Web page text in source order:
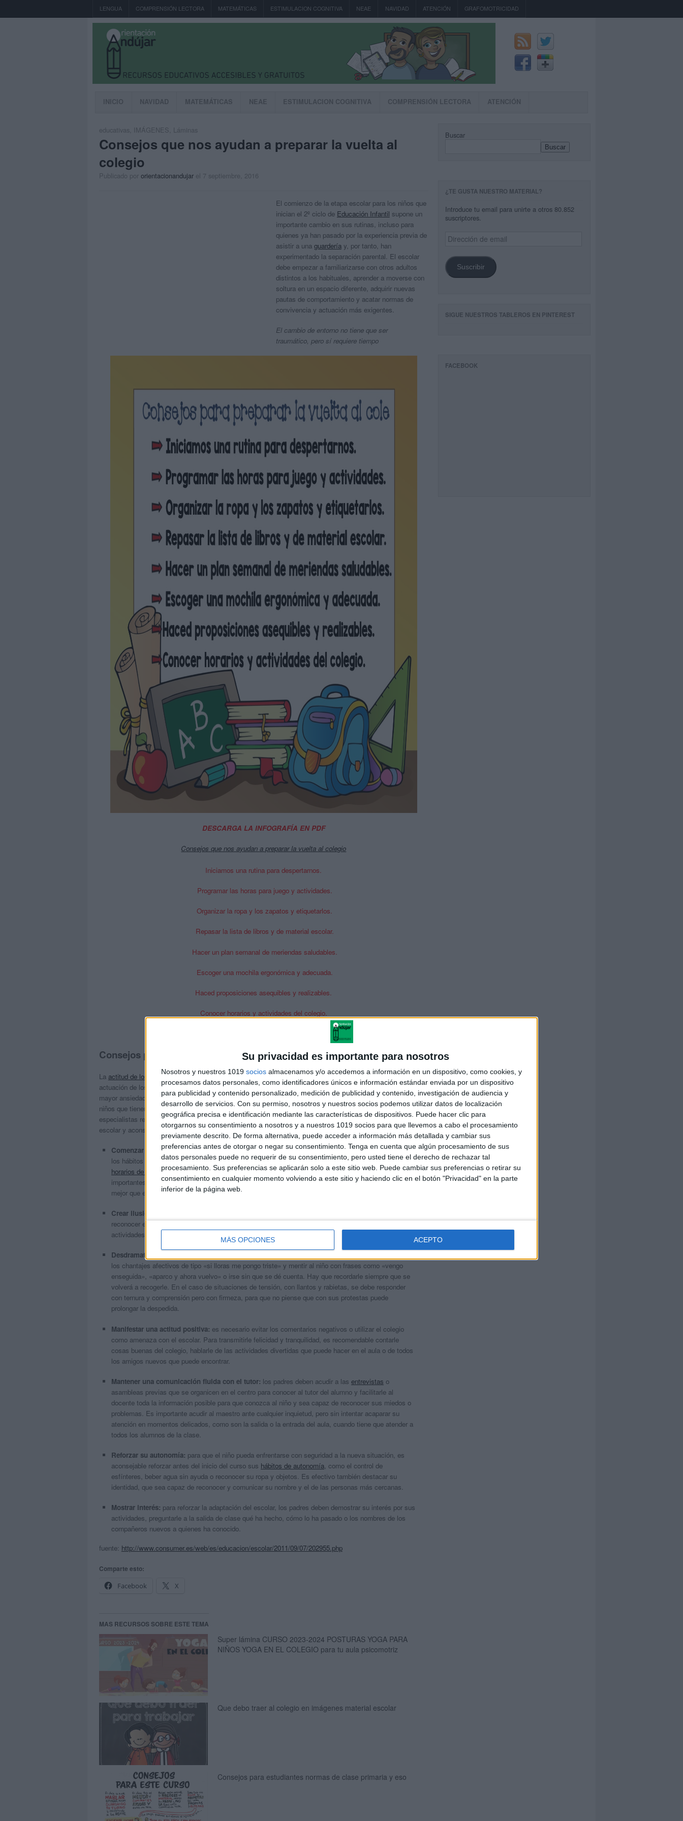
Su privacidad es importante para nosotros
Nosotros y nuestros 1019 socios almacenamos y/o accedemos a información en un dispositivo, como cookies, y
procesamos datos personales, como identificadores únicos e información estándar enviada por un dispositivo
para publicidad y contenido personalizado, medición de publicidad y contenido, investigación de audiencia y
desarrollo de servicios. Con su permiso, nosotros y nuestros socios podemos utilizar datos de localización
geográfica precisa e identificación mediante las características de dispositivos. Puede hacer clic para
otorgarnos su consentimiento a nosotros y a nuestros 1019 socios para que llevemos a cabo el procesamiento
previamente descrito. De forma alternativa, puede acceder a información más detallada y cambiar sus
preferencias antes de otorgar o negar su consentimiento. Tenga en cuenta que algún procesamiento de sus
datos personales puede no requerir de su consentimiento, pero usted tiene el derecho de rechazar tal
procesamiento. Sus preferencias se aplicarán solo a este sitio web. Puede cambiar sus preferencias o retirar su
consentimiento en cualquier momento volviendo a este sitio y haciendo clic en el botón "Privacidad" en la parte
inferior de la página web.
MÁS OPCIONES ACEPTO
LENGUA COMPRENSIÓN LECTORA MATEMÁTICAS ESTIMULACION COGNITIVA NEAE NAVIDAD ATENCIÓN GRAFOMOTRICIDAD
INICIO NAVIDAD MATEMÁTICAS NEAE ESTIMULACION COGNITIVA COMPRENSIÓN LECTORA ATENCIÓN
educativas IMÁGENES Láminas
Consejos que nos ayudan a preparar la vuelta al
colegio
Publicado por orientacionandujar el 7 septiembre, 2016
El comienzo de la etapa escolar para los niños que
inician el 2º ciclo de Educación Infantil supone un
importante cambio en sus rutinas, incluso para
quienes ya han pasado por la experiencia previa de
asistir a una guarderíay, por tanto, han
experimentado la separación parental. El escolar
debe empezar a familiarizarse con otros adultos
distintos a los habituales, aprender a moverse con
soltura en un espacio diferente, adquirir nuevas
pautas de comportamiento y acatar normas de
convivencia y actuación más exigentes.
El cambio de entorno no tiene que ser
traumático, pero sí requiere tiempo
DESCARGA LA INFOGRAFÍA EN PDF
Consejos que nos ayudan a preparar la vuelta al colegio
Iniciamos una rutina para despertarnos.
Programar las horas para juego y actividades.
Organizar la ropa y los zapatos y etiquetarlos.
Repasar la lista de libros y de material escolar.
Hacer un plan semanal de meriendas saludables.
Escoger una mochila ergonómica y adecuada.
Haced proposiciones asequibles y realizables.
Conocer horarios y actividades del colegio.
Consejos para padres
La actitud de los progenitoresante el inicio de las clases influye de forma significativa en el comportamiento y
actuación de los niños. Según los resultados de la investigación de Félix López, los padres que muestran
mayor ansiedad, inquietud, temor e inseguridad ante el hecho de llevar a su hijo al colegio «se asocian con
niños que tienen más problemas y mayor timidez en el aula durante el periodo de adaptación». Los
especialistas recomiendan distintas estrategias para que desde el entorno familiar se facilite la adaptación del
escolar y aconsejan adoptar distintas pautas de actuación:
Comenzar la adaptación en casa:para que el inicio de la escuela no suponga un cambio brusco en
los hábitos diarios del niño, es necesario, en las semanas previas, adaptar de forma progresiva los
horarios de sueñoy las comidas. Los especialistas recomiendan también no introducir otros cambios
importantes durante el periodo de adaptación, como quitar el chupete o cambiar de habitación. Es
mejor que estas modificaciones se hagan antes o después de esta etapa adaptativa.
Crear ilusión:
reconocer el espacio, o preparar con ellos el material que deben llevar a las clases son algunas
actividades que predisponen al escolar a ilusionarse con esta nueva etapa de su vida.
Desdramatizar las despedidas:
los chantajes afectivos de tipo «si lloras me pongo triste» y mentir al niño con frases como «vengo
enseguida», «aparco y ahora vuelvo» o irse sin que se dé cuenta. Hay que recordarle siempre que se
volverá a recogerle. En el caso de situaciones de tensión, con llantos y rabietas, se debe responder
con ternura y comprensión pero con firmeza, para que no piense que con sus protestas puede
prolongar la despedida.
Manifestar una actitud positiva: es necesario evitar los comentarios negativos o utilizar el colegio
como amenaza con el escolar. Para transmitirle felicidad y tranquilidad, es recomendable contarle
cosas buenas del colegio, hablarle de las actividades divertidas que puede hacer en el aula o de todos
los amigos nuevos que puede encontrar.
Mantener una comunicación fluida con el tutor: los padres deben acudir a las entrevistas o
asambleas previas que se organicen en el centro para conocer al tutor del alumno y facilitarle al
docente toda la información posible para que conozca al niño y sea capaz de reconocer sus miedos o
problemas. Es importante acudir al maestro ante cualquier inquietud, pero sin intentar acaparar su
atención en momentos delicados, como son la salida o la entrada del aula, cuando tiene que atender a
todos los alumnos de la clase.
Reforzar su autonomía: para que el niño pueda enfrentarse con seguridad a la nueva situación, es
aconsejable reforzar antes del inicio del curso sus hábitos de autonomía, como el control de
esfínteres, beber agua sin ayuda o reconocer su ropa y objetos. Es efectivo también destacar su
identidad, que sea capaz de reconocer y comunicar su nombre y el de las personas más cercanas.
Mostrar interés: para reforzar la adaptación del escolar, los padres deben demostrar su interés por sus
actividades, preguntarle a la salida de clase qué ha hecho, cómo lo ha pasado o los nombres de los
compañeros nuevos a quienes ha conocido.
fuente: http://www.consumer.es/web/es/educacion/escolar/2011/09/07/202955.php
Comparte esto:
Facebook
X
MAS RECURSOS SOBRE ESTE TEMA
Super lámina CURSO 2023-2024 POSTURAS YOGA PARA
NIÑOS YOGA EN EL COLEGIO para tu aula psicomotriz
Que debo traer al colegio en imágenes material escolar
Consejos para estudiantes normas de clase primaria y eso
Buscar
Buscar
¿TE GUSTA NUESTRO MATERIAL?
Introduce tu email para unirte a otros 80.852
suscriptores.
Dirección
de
Suscribir
SIGUE NUESTROS TABLEROS EN PINTEREST
FACEBOOK